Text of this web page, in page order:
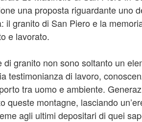
una proposta riguardante uno
il granito di San Piero e la
e lavorato.
di granito non sono soltanto un
testimonianza di lavoro,
tra uomo e ambiente.
queste montagne, lasciando
agli ultimi depositari di quei